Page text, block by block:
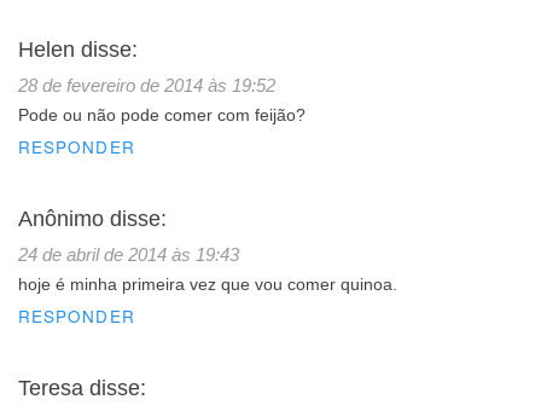
Helen disse:
28 de fevereiro de 2014 às 19:52
Pode ou não pode comer com feijão?
RESPONDER
Anônimo disse:
24 de abril de 2014 às 19:43
hoje é minha primeira vez que vou comer quinoa.
RESPONDER
Teresa disse: